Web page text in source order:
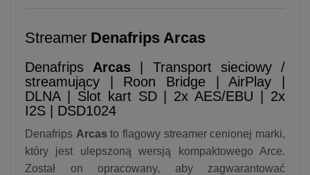
Streamer Denafrips Arcas
Denafrips Arcas | Transport sieciowy /
streamujący | Roon Bridge | AirPlay |
DLNA | Slot kart SD | 2x AES/EBU | 2x
I2S | DSD1024
Denafrips Arcas to flagowy streamer cenionej marki,
który jest ulepszoną wersją kompaktowego Arce.
Został on opracowany, aby zagwarantować